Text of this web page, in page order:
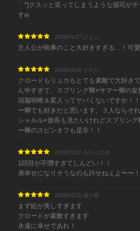
｀*)クスッと笑ってしまうような描写が
すw
2026/01/17 ひよこ
主人公が執事のこと大好きすぎる…！可愛
2026/01/16 さわら
クロードもリュカもとても素敵で大好き
ん中すぎて、スプリング卿×サマー卿の
頭脳明晰＆変人ってヤバくないですか！
ー卿でも好きだと思います、３人ならそ
シャルル×族長も見たいけれどスプリン
ー卿のスピンオフも是非！！
2026/01/12 みかんの皮
1回目が不憫すぎてしんどい！！
弟幸せになりそうなのも許せねぇよ〜〜！
2026/01/11 城ヶ崎
まず絵が美しすぎます
クロードが素敵すぎます
永遠に幸せであれ！